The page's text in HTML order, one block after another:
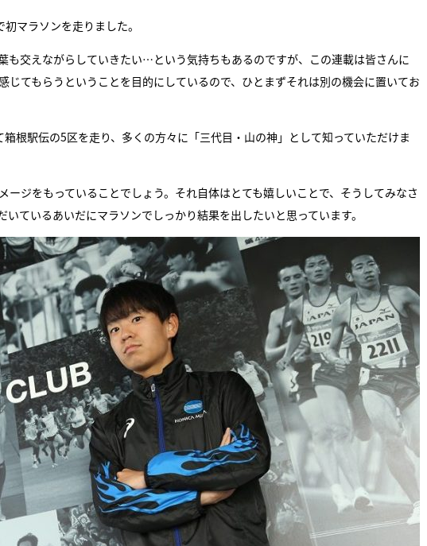
マラソンを走りました。
も交えながらしていきたい…という気持ちもあるのですが、この連載は皆さんに
じてもらうということを目的にしているので、ひとまずそれは別の機会に置いてお
根駅伝の5区を走り、多くの方々に「三代目・山の神」として知っていただけま
ジをもっていることでしょう。それ自体はとても嬉しいことで、そうしてみなさ
ているあいだにマラソンでしっかり結果を出したいと思っています。